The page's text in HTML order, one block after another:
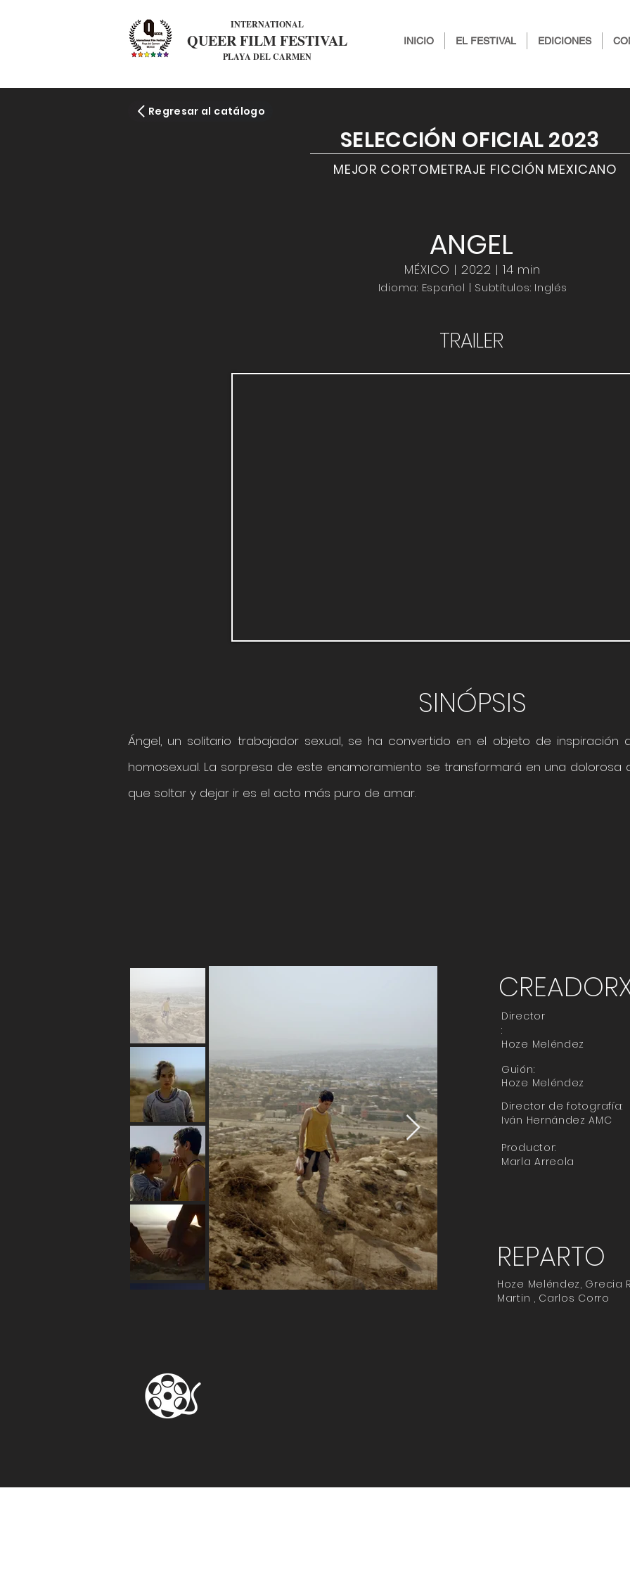
INTERNATIONAL
QUEER FILM FESTIVAL
PLAYA DEL CARMEN
INICIO EL FESTIVAL EDICIONES
Regresar al catálogo
MEJOR CORTOMETRAJE FICCIÓN MEXICANO
SELECCIÓN OFICIAL 2023
ANGEL
MÉXICO | 2022 | 14 min
Idioma: Español | Subtítulos: Inglés
TRAILER
SINÓPSIS
Ángel, un solitario trabajador sexual, se ha convertido en el objeto de inspiración
homosexual. La sorpresa de este enamoramiento se transformará en una dolorosa
que soltar y dejar ir es el acto más puro de amar.
Director
:
Hoze Meléndez
Guión:
Hoze Meléndez
Director de fotografía:
Iván Hernández AMC
Productor:
Marla Arreola
REPARTO
Hoze Meléndez, Grecia
Martin , Carlos Corro